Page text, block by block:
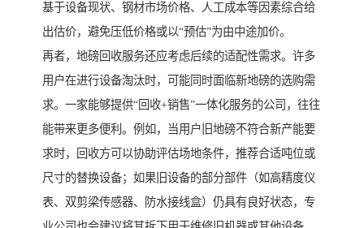
基于设备现状、钢材市场价格、人工成本等因素综合给
出估价，避免压低价格或以“预估”为由中途加价。
再者，地磅回收服务还应考虑后续的适配性需求。许多
用户在进行设备淘汰时，可能同时面临新地磅的选购需
求。一家能够提供“回收+销售”一体化服务的公司，往往
能带来更多便利。例如，当用户旧地磅不符合新产能要
求时，回收方可以协助评估场地条件，推荐合适吨位或
尺寸的替换设备；如果旧设备的部分部件（如高精度仪
表、双剪梁传感器、防水接线盒）仍具有良好状态，专